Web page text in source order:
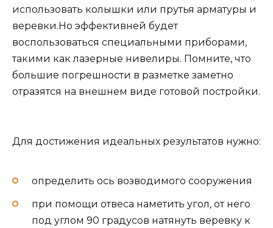
использовать колышки или прутья арматуры и
веревки.Но эффективней будет
воспользоваться специальными приборами,
такими как лазерные нивелиры. Помните, что
большие погрешности в разметке заметно
отразятся на внешнем виде готовой постройки.
Для достижения идеальных результатов нужно:
определить ось возводимого сооружения
при помощи отвеса наметить угол, от него
под углом 90 градусов натянуть веревку к